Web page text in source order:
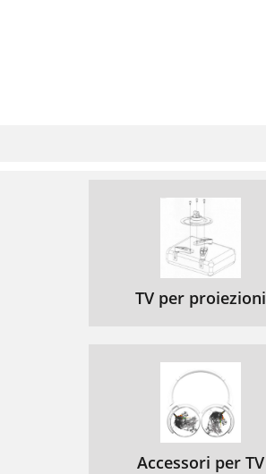
TV per proiezioni
Accessori per TV